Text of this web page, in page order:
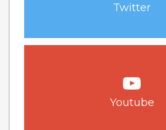
Twitter
Youtube